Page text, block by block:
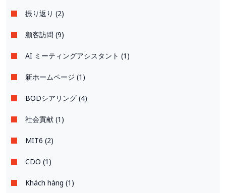
振り返り (2)
顧客訪問 (9)
AI ミーティングアシスタント (1)
新ホームページ (1)
BODシアリング (4)
社会貢献 (1)
MIT6 (2)
CDO (1)
Khách hàng (1)